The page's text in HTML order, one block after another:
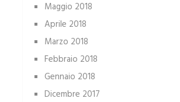
Maggio 2018
Aprile 2018
Marzo 2018
Febbraio 2018
Gennaio 2018
Dicembre 2017